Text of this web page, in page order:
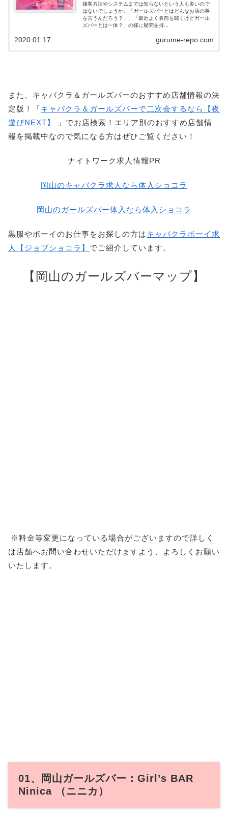
接客方法やシステムまでは知らないという人も多いので
はないでしょうか。「ガールズバーとはどんなお店の事
を言うんだろう？」、「最近よく名前を聞くけどガール
ズバーとは一体？」の様に疑問を持...
gurume-repo.com
2020.01.17
また、キャバクラ＆ガールズバーのおすすめ店舗情報の決
定版！「キャバクラ＆ガールズバーで二次会するなら【夜
遊びNEXT】
」でお店検索！エリア別のおすすめ店舗情
報を掲載中なので気になる方はぜひご覧ください！
ナイトワーク求人情報PR
岡山のキャバクラ求人なら体入ショコラ
岡山のガールズバー体入なら体入ショコラ
黒服やボーイのお仕事をお探しの方はキャバクラボーイ求
人【ジョブショコラ】 でご紹介しています。
【岡山のガールズバーマップ】
※料金等変更になっている場合がございますので詳しく
は店舗へお問い合わせいただけますよう、よろしくお願い
いたします。
01、岡山ガールズバー：Girl’s BAR
Ninica （ニニカ）